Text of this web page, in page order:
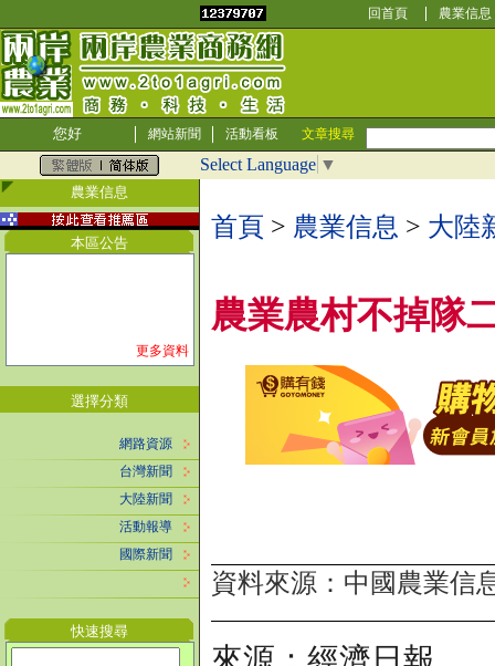
回首頁 農業信息
您好 網站新聞 活動看板 文章搜尋
Select Language ▼
農業信息
本區公告
更多資料
選擇分類
網路資源
台灣新聞
大陸新聞
活動報導
國際新聞
快速搜尋
首頁 > 農業信息 > 大陸
農業農村不掉隊
資料來源：中國農業